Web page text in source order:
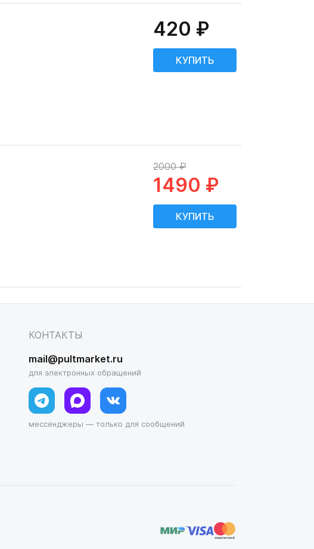
420 ₽
2000 ₽
1490 ₽
КОНТАКТЫ
mail@pultmarket.ru
для электронных обращений
мессенджеры — только для сообщений